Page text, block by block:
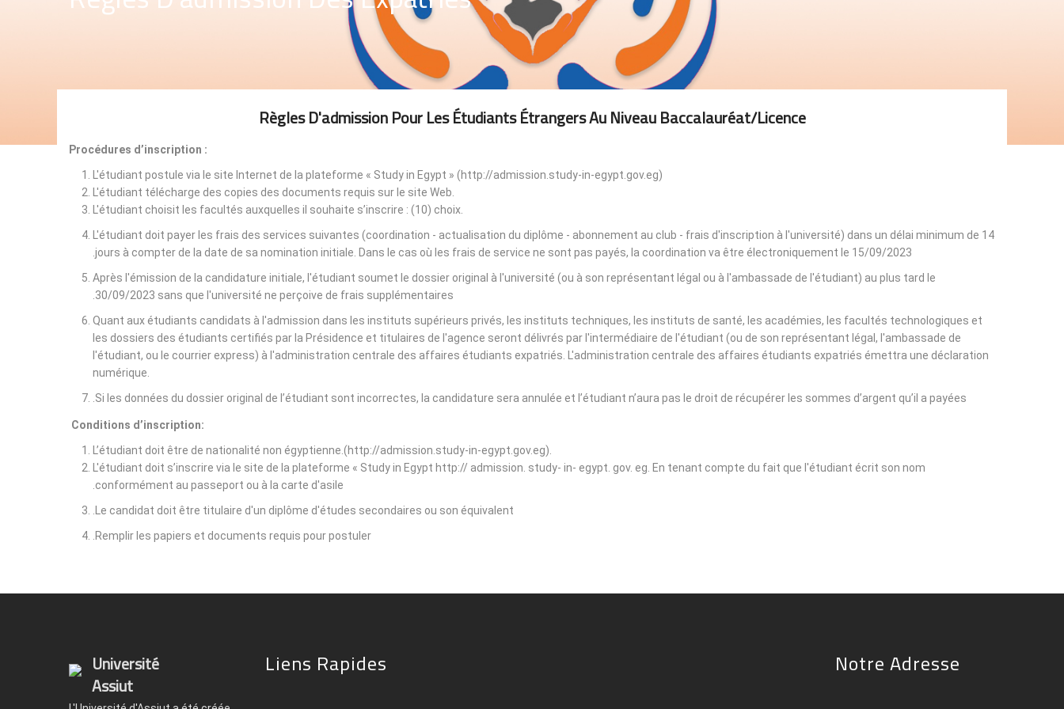
Règles D'admission Pour Les Étudiants Étrangers Au Niveau Baccalauréat/licence
Procédures d’inscription :
L'étudiant postule via le site Internet de la plateforme « Study in Egypt » (http://admission.study-in-egypt.gov.eg)
L'étudiant télécharge des copies des documents requis sur le site Web.
L'étudiant choisit les facultés auxquelles il souhaite s’inscrire : (10) choix.
L'étudiant doit payer les frais des services suivantes (coordination - actualisation du diplôme - abonnement au club - frais d'inscription à l'université) dans un délai minimum de 14
jours à compter de la date de sa nomination initiale. Dans le cas où les frais de service ne sont pas payés, la coordination va être électroniquement le 15/09/2023.
Après l'émission de la candidature initiale, l'étudiant soumet le dossier original à l'université (ou à son représentant légal ou à l'ambassade de l'étudiant) au plus tard le
30/09/2023 sans que l'université ne perçoive de frais supplémentaires.
Quant aux étudiants candidats à l'admission dans les instituts supérieurs privés, les instituts techniques, les instituts de santé, les académies, les facultés technologiques et
les dossiers des étudiants certifiés par la Présidence et titulaires de l'agence seront délivrés par l'intermédiaire de l'étudiant (ou de son représentant légal, l'ambassade de
l'étudiant, ou le courrier express) à l'administration centrale des affaires étudiants expatriés. L'administration centrale des affaires étudiants expatriés émettra une déclaration
numérique.
Si les données du dossier original de l’étudiant sont incorrectes, la candidature sera annulée et l’étudiant n’aura pas le droit de récupérer les sommes d’argent qu’il a payées.
Conditions d’inscription:
L’étudiant doit être de nationalité non égyptienne.(http://admission.study-in-egypt.gov.eg).
L'étudiant doit s’inscrire via le site de la plateforme « Study in Egypt http:// admission. study- in- egypt. gov. eg. En tenant compte du fait que l'étudiant écrit son nom
conformément au passeport ou à la carte d'asile.
Le candidat doit être titulaire d'un diplôme d'études secondaires ou son équivalent.
Remplir les papiers et documents requis pour postuler.
Université
Assiut
Liens Rapides Notre Adresse